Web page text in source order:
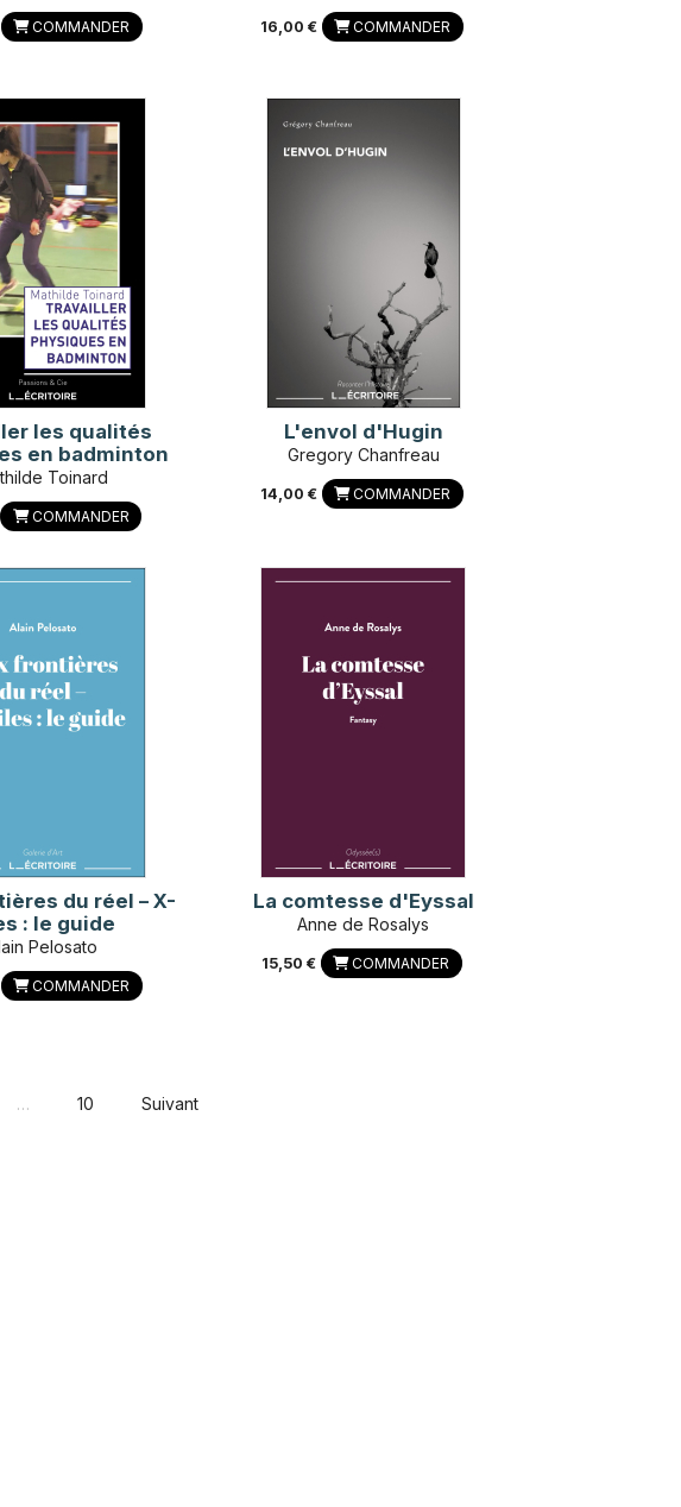
COMMANDER 16,00 € COMMANDER
les qualités
en badminton
Toinard
COMMANDER
L'envol d'Hugin
Gregory Chanfreau
14,00 € COMMANDER
du réel – X-
: le guide
Pelosato
COMMANDER
La comtesse d'Eyssal
Anne de Rosalys
15,50 € COMMANDER
… 10 Suivant